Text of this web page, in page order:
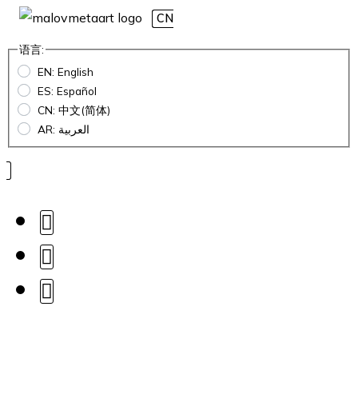
CN
语言:
EN: English
ES: Español
CN: 中文(简体)
AR: العربية